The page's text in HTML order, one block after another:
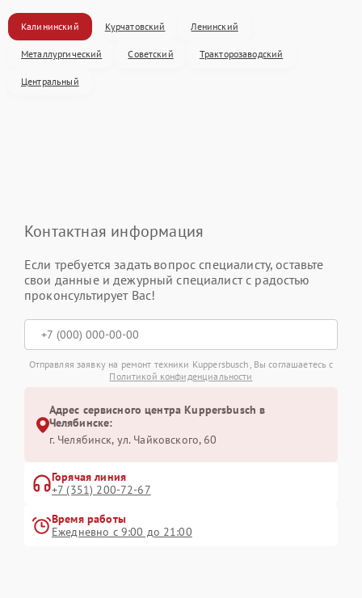
Калининский Курчатовский Ленинский
Металлургический Советский Тракторозаводский
Центральный
Контактная информация
Если требуется задать вопрос специалисту, оставьте
свои данные и дежурный специалист с радостью
проконсультирует Вас!
Отправляя заявку на ремонт техники Kuppersbusch, Вы соглашаетесь с
Политикой конфиденциальности
Адрес сервисного центра Kuppersbusch в
Челябинске:
г. Челябинск, ул. Чайковского, 60
Горячая линия
+7 (351) 200-72-67
Время работы
Ежедневно с 9:00 до 21:00